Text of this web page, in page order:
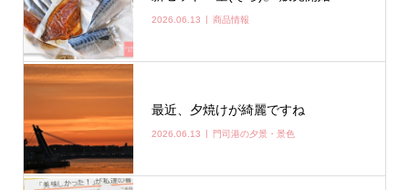
2026.06.13 商品情報
最近、夕焼けが綺麗ですね
2026.06.13 門司港の夕景・景色